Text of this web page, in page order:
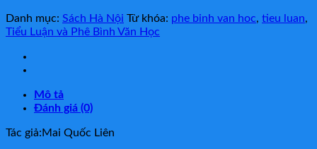
Danh mục: Sách Hà Nội Từ khóa: phe binh van hoc, tieu luan,
Tiểu Luận và Phê Bình Văn Học
Mô tả
Đánh giá (0)
Tác giả:Mai Quốc Liên